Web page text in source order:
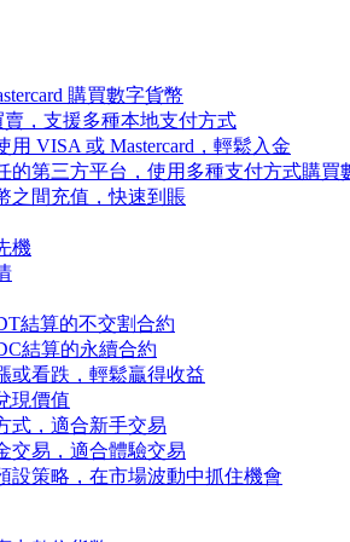
購買數字貨幣
賣，支援多種本地支付方式
用 VISA 或 Mastercard，輕鬆入金
的第三方平台，使用多種支付方式購買
之間充值，快速到賬
機
結算的不交割合約
結算的永續合約
或看跌，輕鬆贏得收益
現價值
式，適合新手交易
交易，適合體驗交易
設策略，在市場波動中抓住機會